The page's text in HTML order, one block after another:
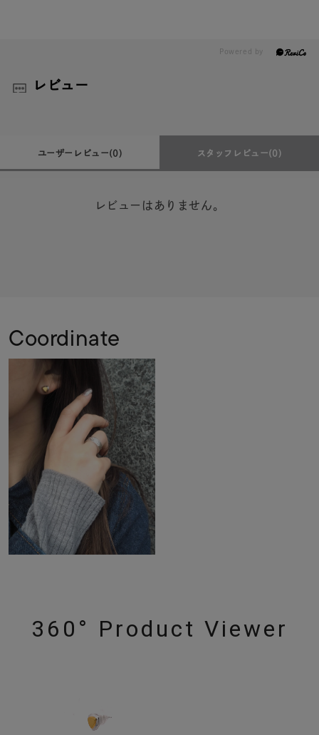
レビュー
ユーザーレビュー(0) スタッフレビュー(0)
レビューはありません。
Coordinate
360° Product Viewer